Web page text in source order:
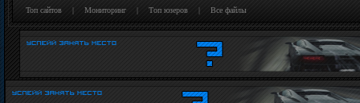
Топ сайтов | Мониторинг | Tоп юзеров | Все файлы